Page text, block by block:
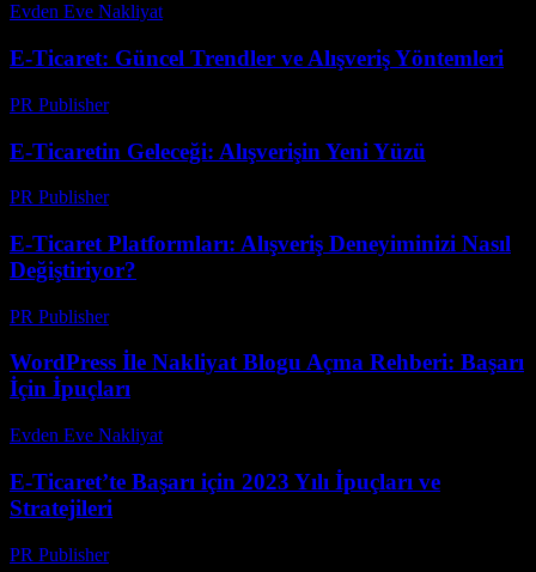
Evden Eve Nakliyat
E-Ticaret: Güncel Trendler ve Alışveriş Yöntemleri
PR Publisher-
E-Ticaretin Geleceği: Alışverişin Yeni Yüzü
PR Publisher-
E-Ticaret Platformları: Alışveriş Deneyiminizi Nasıl
Değiştiriyor?
PR Publisher-
WordPress İle Nakliyat Blogu Açma Rehberi: Başarı
İçin İpuçları
Evden Eve Nakliyat
E-Ticaret’te Başarı için 2023 Yılı İpuçları ve
Stratejileri
PR Publisher-